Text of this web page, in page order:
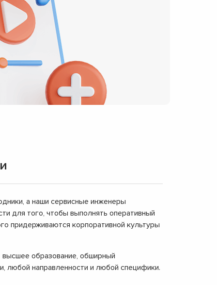
а наши сервисные инженеры
для того, чтобы выполнять оперативный
придерживаются корпоративной культуры
образование, обширный
любой направленности и любой специфики.